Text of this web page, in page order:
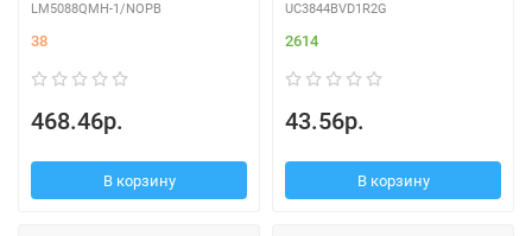
LM5088QMH-1/NOPB
38
468.46р.
В корзину
UC3844BVD1R2G
2614
43.56р.
В корзину